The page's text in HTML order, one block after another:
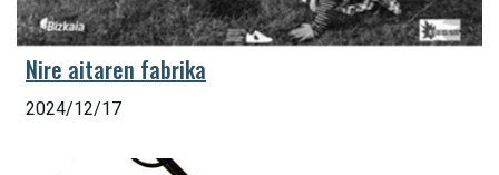
Nire aitaren fabrika
2024/12/17